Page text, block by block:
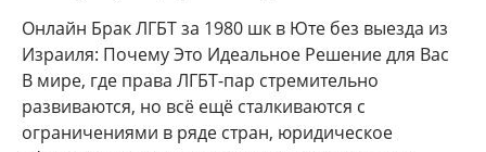
Онлайн Брак ЛГБТ за 1980 шк в Юте без выезда из
Израиля: Почему Это Идеальное Решение для Вас
В мире, где права ЛГБТ-пар стремительно
развиваются, но всё ещё сталкиваются с
ограничениями в ряде стран, юридическое